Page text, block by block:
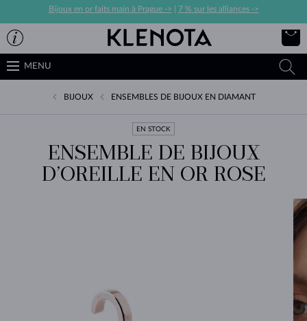
Bijoux en or faits main à Prague -> 7 % sur les alliances ->
MENU
BIJOUX ENSEMBLES DE BIJOUX EN DIAMANT
EN STOCK
ENSEMBLE DE BIJOUX
D’OREILLE EN OR ROSE